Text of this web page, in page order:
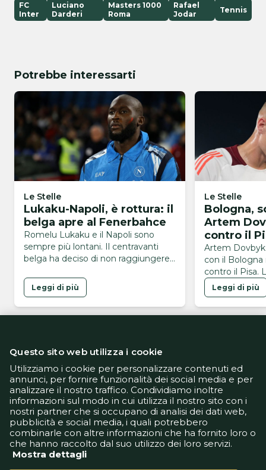
FC
Inter
Luciano
Darderi
Masters 1000
Roma
Rafael
Jodar
Tennis
Potrebbe interessarti
Le Stelle
Lukaku-Napoli, è rottura: il
belga apre al Fenerbahce
Romelu Lukaku e il Napoli sono
sempre più lontani. Il centravanti
belga ha deciso di non raggiungere il
delle vacanze post-Mondiali, una
scelta che rende ormai molto
difficile qualsiasi ipotesi di ricucitura
con l’ambiente azzurro. L’addio
più probabile. Dove andrà Lukaku? …
Leggi di più
Le Stelle
Bologna,
Artem
contro il
Artem
con il
contro il Pisa.
l'eredità di
tattico di
Leggi di più
Informativa Privacy
Informativa Cookie
Tech App
Gestione preferenze
support@goldbetlive.it
Questo sito web utilizza i cookie
Utilizziamo i cookie per personalizzare contenuti ed
annunci, per fornire funzionalità dei social media e per
analizzare il nostro traffico. Condividiamo inoltre
informazioni sul modo in cui utilizza il nostro sito con i
nostri partner che si occupano di analisi dei dati web,
pubblicità e social media, i quali potrebbero
combinarle con altre informazioni che ha fornito loro o
che hanno raccolto dal suo utilizzo dei loro servizi.
Mostra dettagli